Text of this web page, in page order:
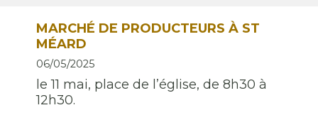
MARCHÉ DE PRODUCTEURS À ST
MÉARD
06/05/2025
le 11 mai, place de l’église, de 8h30 à
12h30.